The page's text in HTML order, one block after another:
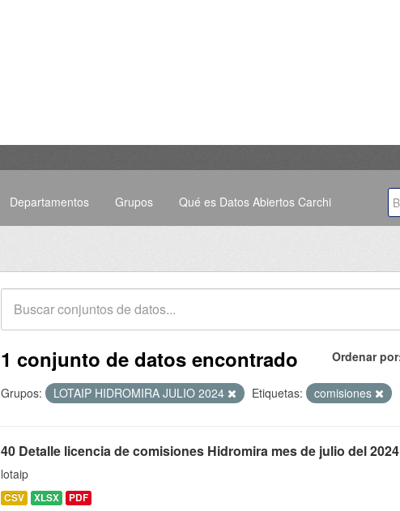
Departamentos Grupos Qué es Datos Abiertos Carchi
Ordenar por
1 conjunto de datos encontrado
Grupos: LOTAIP HIDROMIRA JULIO 2024 Etiquetas: comisiones
40 Detalle licencia de comisiones Hidromira mes de julio del 2024
lotaip
CSV XLSX PDF